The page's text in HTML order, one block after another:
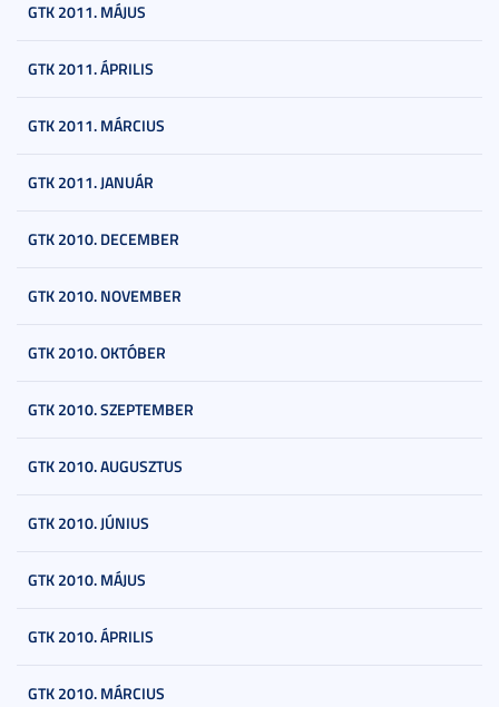
GTK 2011. MÁJUS
GTK 2011. ÁPRILIS
GTK 2011. MÁRCIUS
GTK 2011. JANUÁR
GTK 2010. DECEMBER
GTK 2010. NOVEMBER
GTK 2010. OKTÓBER
GTK 2010. SZEPTEMBER
GTK 2010. AUGUSZTUS
GTK 2010. JÚNIUS
GTK 2010. MÁJUS
GTK 2010. ÁPRILIS
GTK 2010. MÁRCIUS